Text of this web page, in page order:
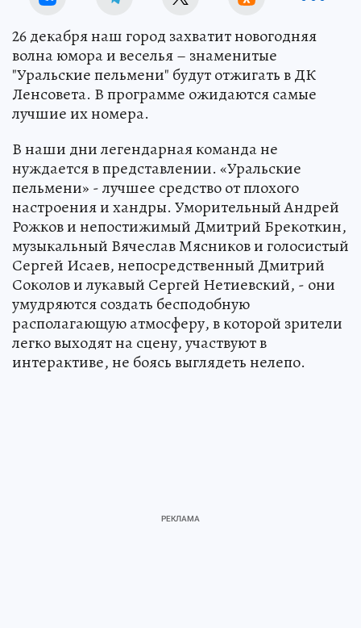
26 декабря наш город захватит новогодняя
волна юмора и веселья – знаменитые
"Уральские пельмени" будут отжигать в ДК
Ленсовета. В программе ожидаются самые
лучшие их номера.
В наши дни легендарная команда не
нуждается в представлении. «Уральские
пельмени» - лучшее средство от плохого
настроения и хандры. Уморительный Андрей
Рожков и непостижимый Дмитрий Брекоткин,
музыкальный Вячеслав Мясников и голосистый
Сергей Исаев, непосредственный Дмитрий
Соколов и лукавый Сергей Нетиевский, - они
умудряются создать бесподобную
располагающую атмосферу, в которой зрители
легко выходят на сцену, участвуют в
интерактиве, не боясь выглядеть нелепо.